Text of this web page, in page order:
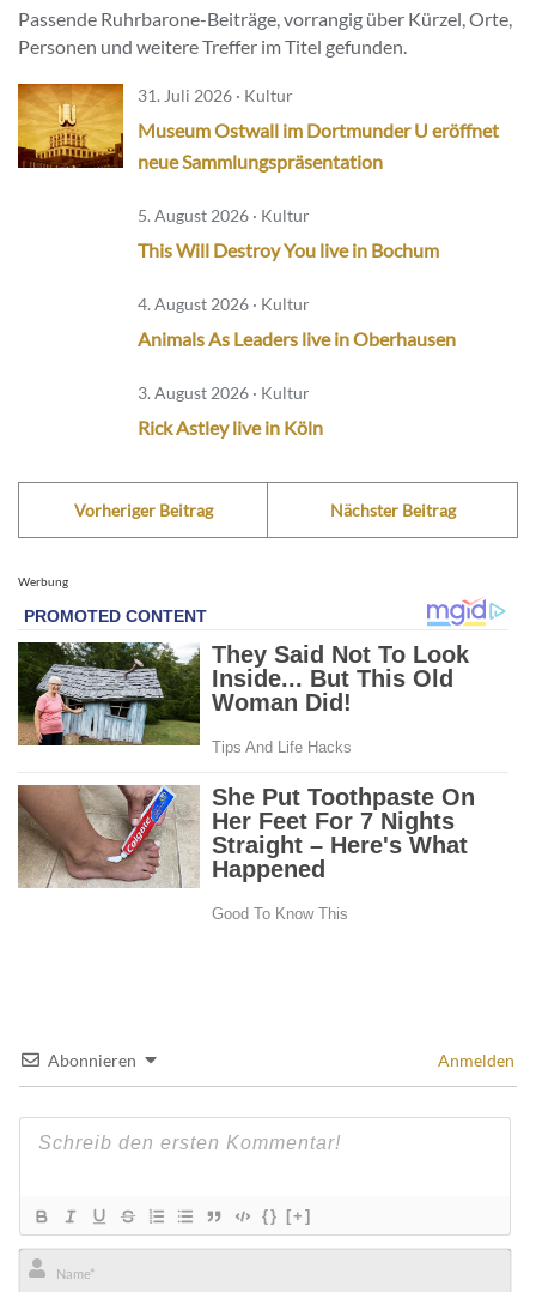
Passende Ruhrbarone-Beiträge, vorrangig über Kürzel, Orte,
Personen und weitere Treffer im Titel gefunden.
31. Juli 2026 · Kultur
Museum Ostwall im Dortmunder U eröffnet
neue Sammlungspräsentation
5. August 2026 · Kultur
This Will Destroy You live in Bochum
4. August 2026 · Kultur
Animals As Leaders live in Oberhausen
3. August 2026 · Kultur
Rick Astley live in Köln
Vorheriger Beitrag Nächster Beitrag
Werbung
Abonnieren Anmelden
{} [+]